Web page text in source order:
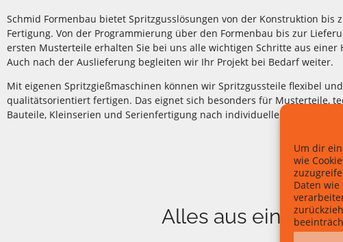
Um dir
wie
Daten
Schmid Formenbau bietet Spritzgusslösungen von der Konstruktion bis
Fertigung. Von der Programmierung über den Formenbau bis zur
ersten Musterteile erhalten Sie bei uns alle wichtigen Schritte aus einer
Auch nach der Auslieferung begleiten wir Ihr Projekt bei Bedarf weiter.
Mit eigenen Spritzgießmaschinen können wir Spritzgussteile flexibel und
qualitätsorientiert fertigen. Das eignet sich besonders für Musterteile,
Bauteile, Kleinserien und Serienfertigung nach individuellen Vorgaben.
Alles aus einer